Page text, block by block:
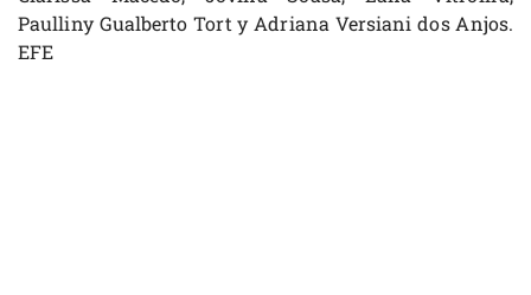
Paulliny Gualberto Tort y Adriana Versiani dos Anjos.
EFE